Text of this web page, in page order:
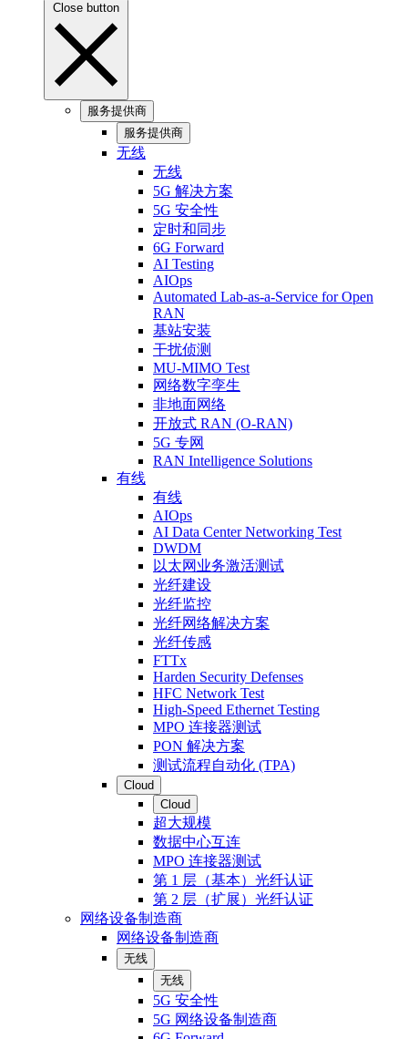
Close button
服务提供商
服务提供商
无线
无线
5G 解决方案
5G 安全性
定时和同步
6G Forward
AI Testing
AIOps
Automated Lab-as-a-Service for Open
RAN
基站安装
干扰侦测
MU-MIMO Test
网络数字孪生
非地面网络
开放式 RAN (O-RAN)
5G 专网
RAN Intelligence Solutions
有线
有线
AIOps
AI Data Center Networking Test
DWDM
以太网业务激活测试
光纤建设
光纤监控
光纤网络解决方案
光纤传感
FTTx
Harden Security Defenses
HFC Network Test
High-Speed Ethernet Testing
MPO 连接器测试
PON 解决方案
测试流程自动化 (TPA)
Cloud
Cloud
超大规模
数据中心互连
MPO 连接器测试
第 1 层（基本）光纤认证
第 2 层（扩展）光纤认证
网络设备制造商
网络设备制造商
无线
无线
5G 安全性
5G 网络设备制造商